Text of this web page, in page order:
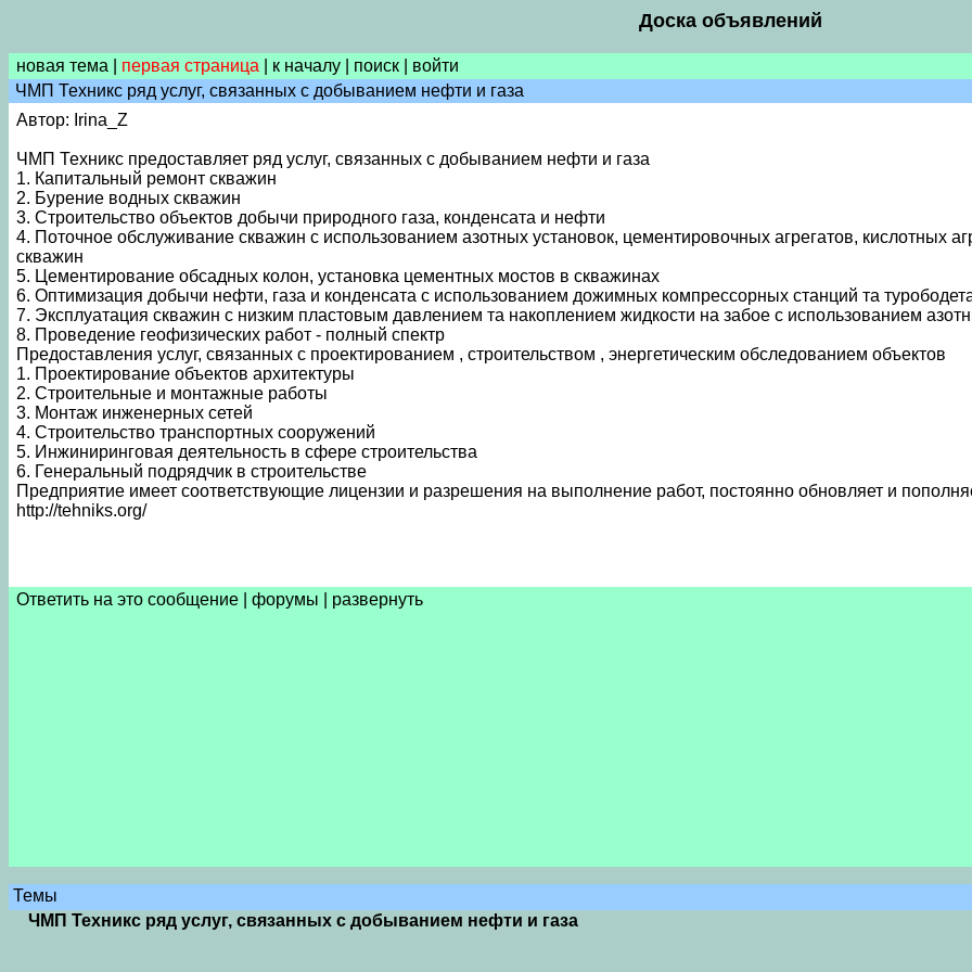
Доска объявлений
новая тема первая страница к началу поиск войти
ЧМП Техникс ряд услуг, связанных с добыванием нефти и газа
Автор: Irina_Z
ЧМП Техникс предоставляет ряд услуг, связанных с добыванием нефти и газа
1. Капитальный ремонт скважин
2. Бурение водных скважин
3. Строительство объектов добычи природного газа, конденсата и нефти
4. Поточное обслуживание скважин с использованием азотных установок, цементировочных агрегатов, кислотных
скважин
5. Цементирование обсадных колон, установка цементных мостов в скважинах
6. Оптимизация добычи нефти, газа и конденсата с использованием дожимных компрессорных станций та
7. Эксплуатация скважин с низким пластовым давлением та накоплением жидкости на забое с использованием
8. Проведение геофизических работ - полный спектр
Предоставления услуг, связанных с проектированием , строительством , энергетическим обследованием объектов
1. Проектирование объектов архитектуры
2. Строительные и монтажные работы
3. Монтаж инженерных сетей
4. Строительство транспортных сооружений
5. Инжиниринговая деятельность в сфере строительства
6. Генеральный подрядчик в строительстве
Предприятие имеет соответствующие лицензии и разрешения на выполнение работ, постоянно обновляет и
http://tehniks.org/
Ответить на это сообщение форумы
развернуть
Темы
ЧМП Техникс ряд услуг, связанных с добыванием нефти и газа